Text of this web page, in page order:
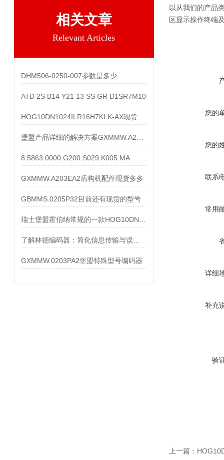
相关文章
Relevant Articles
DHM506-0250-007参数是多少
ATD 2S B14 Y21 13 SS GR D1SR7M10
HOG10DN1024ILR16H7KLK-AX现货
8.5863.0000.G200.S029.K005.MA
GXMMW.A203EA2盾构机配件现货多多
GBMMS.0205P32目前还有现货的型号
GXMMW.0203PA2堡盟特殊型号编码器
以从我们的产品
区显示操作终端
您的
您的
联系
常用
详细
补充
验
上一篇：